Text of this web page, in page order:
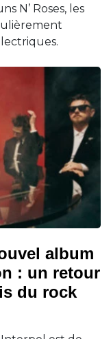
N’ Roses, les
album
: un retour
du rock